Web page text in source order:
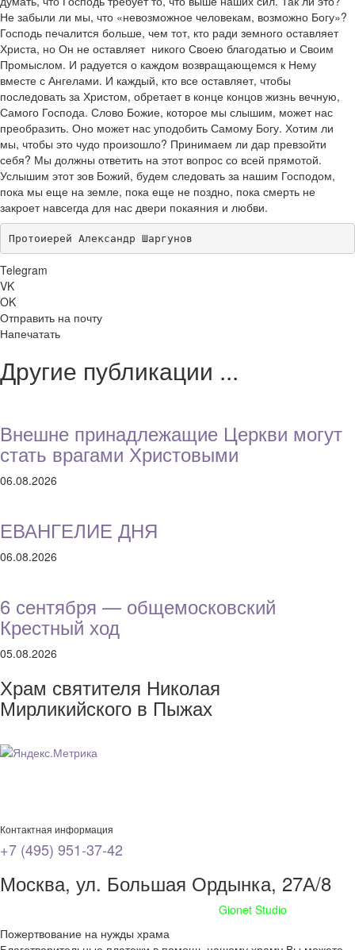
Не забыли ли мы, что «невозможное человекам, возможно Богу»?
Господь печалится больше, чем тот, кто ради земного оставляет
Христа, но Он не оставляет никого Своею благодатью и Своим
Промыслом. И радуется о каждом возвращающемся к Нему
вместе с Ангелами. И каждый, кто все оставляет, чтобы
последовать за Христом, обретает в конце концов жизнь вечную,
Самого Господа. Слово Божие, которое мы слышим, может нас
преобразить. Оно может нас уподобить Самому Богу. Хотим ли
мы, чтобы это чудо произошло? Принимаем ли дар превзойти
себя? Мы должны ответить на этот вопрос со всей прямотой.
Услышим этот зов Божий, будем следовать за нашим Господом,
пока мы еще на земле, пока еще не поздно, пока смерть не
закроет навсегда для нас двери покаяния и любви.
Протоиерей Александр Шаргунов
Telegram
VK
OK
Отправить на почту
Напечатать
Другие публикации ...
Внешне принадлежащие Церкви могут
стать врагами Христовыми
06.08.2026
ЕВАНГЕЛИЕ ДНЯ
06.08.2026
6 сентября — общемосковский
Крестный ход
05.08.2026
Храм святителя Николая
Мирликийского в Пыжах
Контактная информация
+7 (495) 951-37-42
Москва, ул. Большая Ордынка, 27А/8
Gionet Studio
Пожертвование на нужды храма